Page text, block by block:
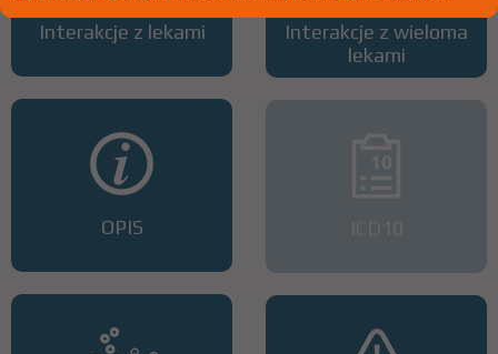
Interakcje z lekami
OPIS
Interakcje z wieloma
lekami